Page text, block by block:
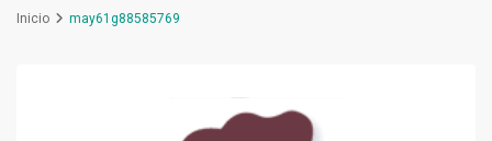
Inicio may61g88585769